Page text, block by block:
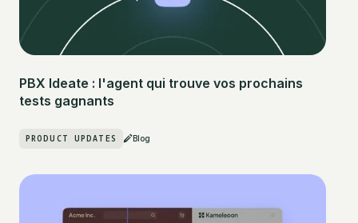
PBX Ideate : l'agent qui trouve vos prochains
tests gagnants
PRODUCT UPDATES Blog